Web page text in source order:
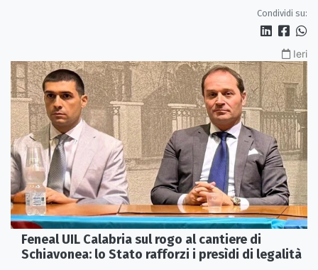
Condividi su:
Ieri
Feneal UIL Calabria sul rogo al cantiere di
Schiavonea: lo Stato rafforzi i presìdi di legalità